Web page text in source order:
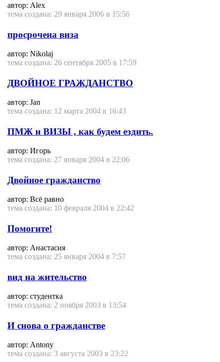
автор: Alex
тема создана: 29 января 2006 в 15:56
просрочена виза
автор: Nikolaj
тема создана: 26 сентября 2005 в 17:59
ДВОЙНОЕ ГРАЖДАНСТВО
автор: Jan
тема создана: 12 марта 2004 в 16:43
ПМЖ и ВИЗЫ , как будем ездить.
автор: Игорь
тема создана: 27 января 2004 в 22:06
Двойное гражданство
автор: Всё равно
тема создана: 10 февраля 2004 в 22:42
Помогите!
автор: Анастасия
тема создана: 25 января 2004 в 7:57
вид на жительство
автор: студентка
тема создана: 2 ноября 2003 в 13:54
И снова о гражданстве
автор: Antony
тема создана: 3 августа 2003 в 23:22